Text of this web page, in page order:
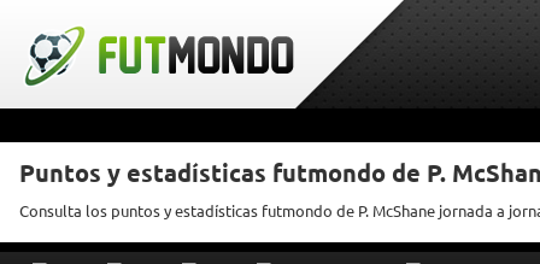
Puntos y estadísticas futmondo de P.
Consulta los puntos y estadísticas futmondo de P. McShane jornada a